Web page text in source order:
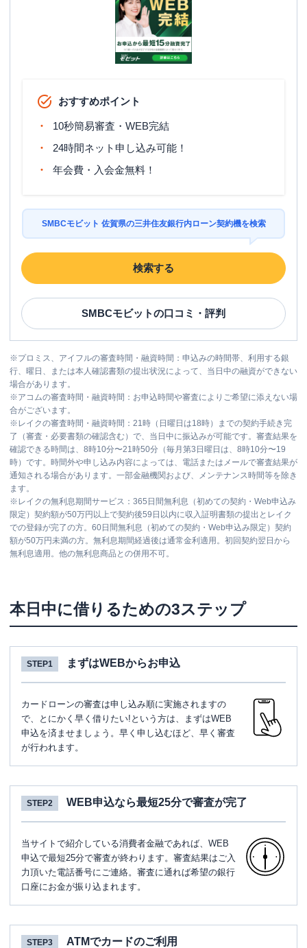
おすすめポイント
10秒簡易審査・WEB完結
24時間ネット申し込み可能！
年会費・入会金無料！
SMBCモビット 佐賀県の三井住友銀行内ローン契約機を検索
検索する
SMBCモビットの口コミ・評判
※プロミス、アイフルの審査時間・融資時間：申込みの時間帯、利用する銀
行、曜日、または本人確認書類の提出状況によって、当日中の融資ができない
場合があります。
※アコムの審査時間・融資時間：お申込時間や審査によりご希望に添えない場
合がございます。
※ レイクの審査時間・融資時間：21時（日曜日は18時）までの契約手続き完
了（審査・必要書類の確認含む）で、当日中に振込みが可能です。審査結果を
確認できる時間は、8時10分〜21時50分（毎月第3日曜日は、8時10分〜19
時）です。時間外や申し込み内容によっては、電話またはメールで審査結果が
通知される場合があります。一部金融機関および、メンテナンス時間等を除き
ます。
※ レイクの無利息期間サービス：365日間無利息（初めての契約・Web申込み
限定）契約額が50万円以上で契約後59日以内に収入証明書類の提出とレイク
での登録が完了の方。60日間無利息（初めての契約・Web申込み限定）契約
額が50万円未満の方。無利息期間経過後は通常金利適用。初回契約翌日から
無利息適用。他の無利息商品との併用不可。
本日中に借りるための3ステップ
STEP1 まずはWEBからお申込
カードローンの審査は申し込み順に実施されますの
で、とにかく早く借りたい!という方は、まずはWEB
申込を済ませましょう。早く申し込むほど、早く審査
が行われます。
STEP2 WEB申込なら最短25分で審査が完了
当サイトで紹介している消費者金融であれば、WEB
申込で最短25分で審査が終わります。審査結果はご入
力頂いた電話番号にご連絡。審査に通れば希望の銀行
口座にお金が振り込まれます。
STEP3 ATMでカードのご利用